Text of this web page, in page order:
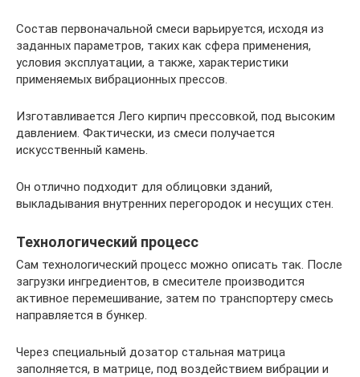
Состав первоначальной смеси варьируется, исходя из
заданных параметров, таких как сфера применения,
условия эксплуатации, а также, характеристики
применяемых вибрационных прессов.
Изготавливается Лего кирпич прессовкой, под высоким
давлением. Фактически, из смеси получается
искусственный камень.
Он отлично подходит для облицовки зданий,
выкладывания внутренних перегородок и несущих стен.
Технологический процесс
Сам технологический процесс можно описать так. После
загрузки ингредиентов, в смесителе производится
активное перемешивание, затем по транспортеру смесь
направляется в бункер.
Через специальный дозатор стальная матрица
заполняется, в матрице, под воздействием вибрации и